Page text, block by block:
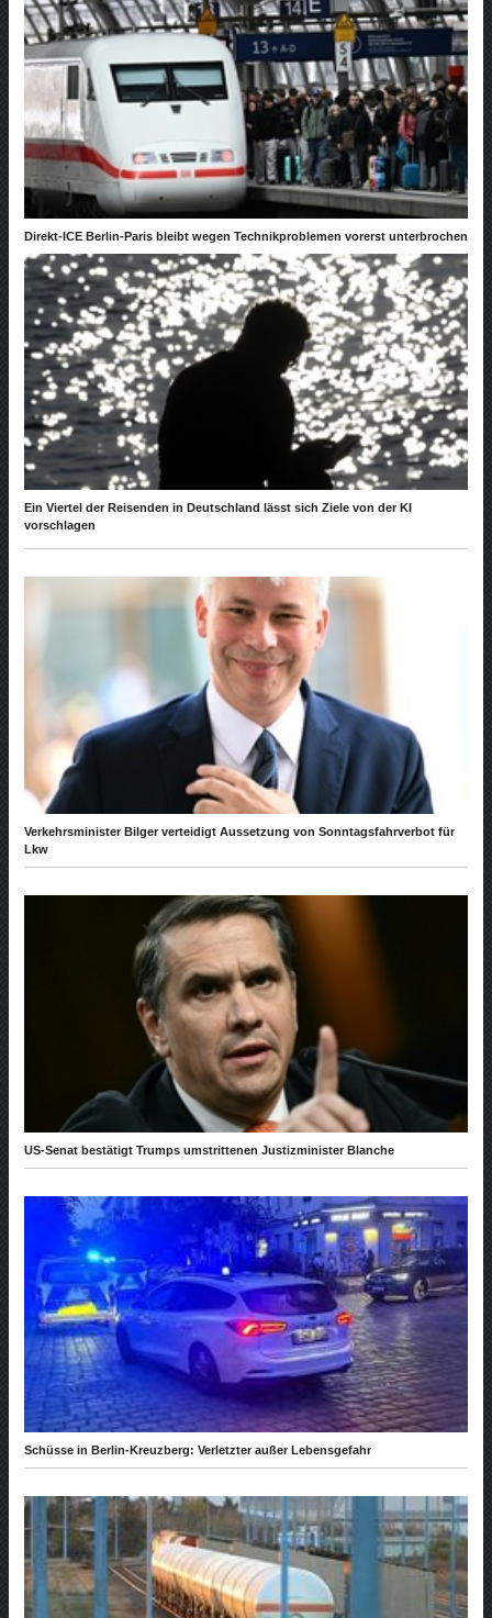
Direkt-ICE Berlin-Paris bleibt wegen Technikproblemen vorerst unterbrochen
Ein Viertel der Reisenden in Deutschland lässt sich Ziele von der KI
vorschlagen
Verkehrsminister Bilger verteidigt Aussetzung von Sonntagsfahrverbot für
Lkw
US-Senat bestätigt Trumps umstrittenen Justizminister Blanche
Schüsse in Berlin-Kreuzberg: Verletzter außer Lebensgefahr